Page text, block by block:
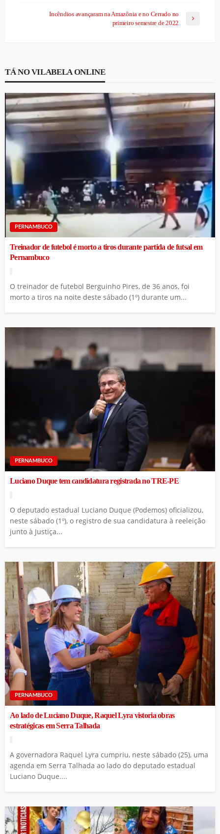
Incêndios avançaram na Amazônia e no Cerrado no
primeiro semestre de 2022
TÁ NO VILABELA ONLINE
PERNAMBUCO
Treinador de futebol é morto a tiros durante partida de futsal em
Pernambuco
O treinador de futebol Berguinho Pires, de 36 anos, foi
morto a tiros na noite deste sábado (1º) durante um...
PERNAMBUCO
Luciano Duque tem candidatura registrada no TRE-PE
O deputado estadual Luciano Duque (Podemos) oficializou,
neste sábado (1º), o registro de sua candidatura à reeleição
junto à Justiça...
PERNAMBUCO
Ao lado de Luciano Duque, Raquel Lyra vistoria obras
estratégicas em Serra Talhada
A governadora Raquel Lyra cumpriu, neste sábado (25), uma
agenda em Serra Talhada ao lado do deputado estadual
Luciano Duque....